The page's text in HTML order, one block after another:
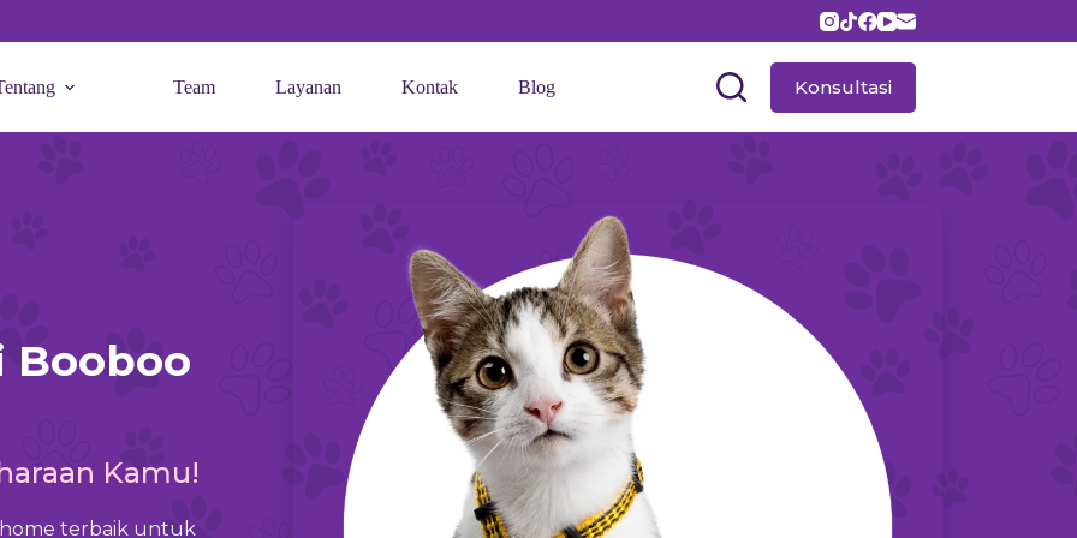
Team Layanan Kontak Blog Konsultasi
Booboo
Kamu!
terbaik untuk